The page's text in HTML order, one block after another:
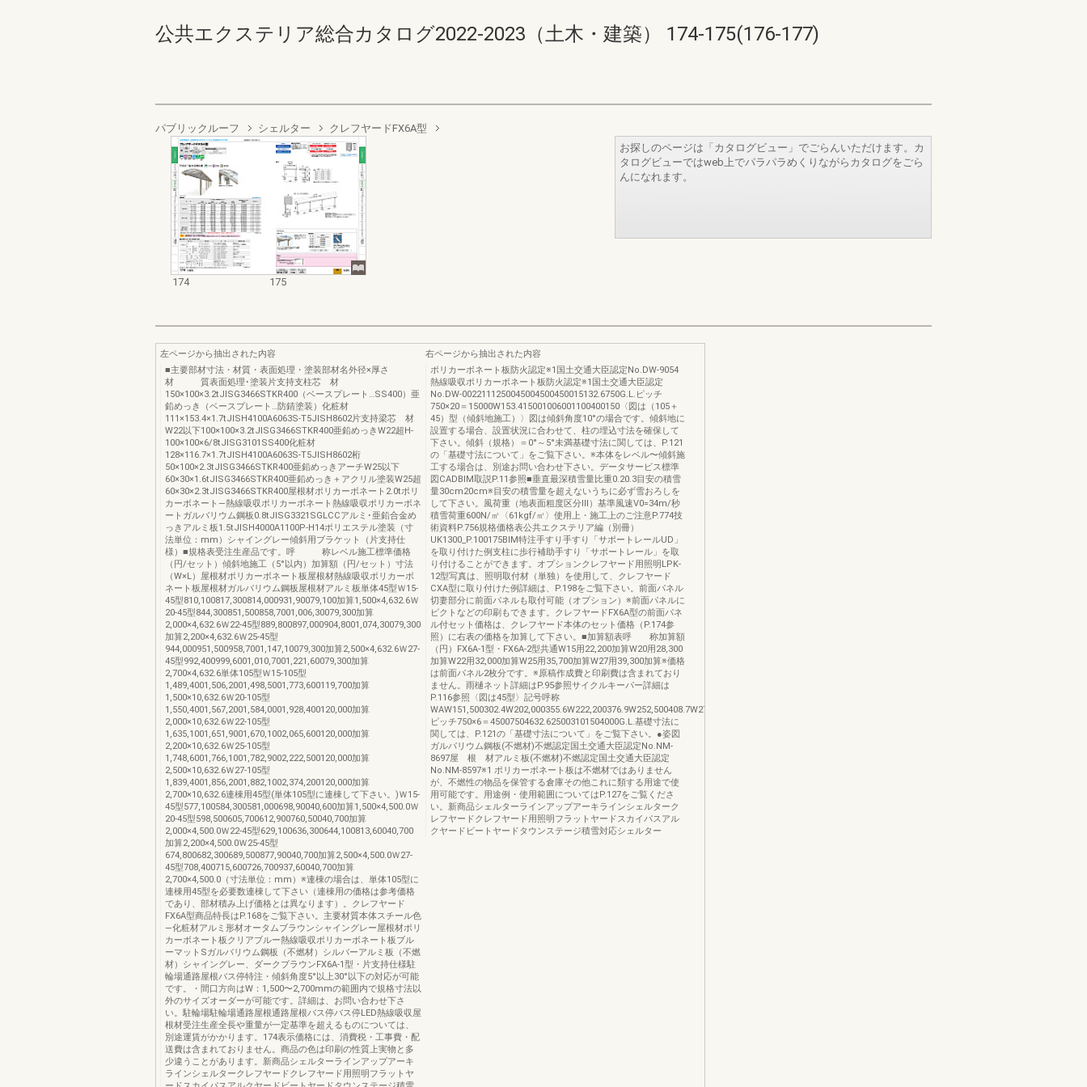
公共エクステリア総合カタログ2022-2023（土木・建築） 174-175(176-177)
パブリックルーフ シェルター クレフヤードFX6A型
174 175
お探しのページは「カタログビュー」でごらんいただけます。カ
タログビューではweb上でパラパラめくりながらカタログをごら
んになれます。
左ページから抽出された内容
■主要部材寸法・材質・表面処理・塗装部材名外径×厚さ
材 質表面処理･塗装片支持支柱芯 材
150×100×3.2tJISG3466STKR400（ベースプレート…SS400）亜
鉛めっき（ベースプレート…防錆塗装）化粧材
111×153.4×1.7tJISH4100A6063S-T5JISH8602片支持梁芯 材
W22以下100×100×3.2tJISG3466STKR400亜鉛めっきW22超H-
100×100×6/8tJISG3101SS400化粧材
128×116.7×1.7tJISH4100A6063S-T5JISH8602桁
50×100×2.3tJISG3466STKR400亜鉛めっきアーチW25以下
60×30×1.6tJISG3466STKR400亜鉛めっき＋アクリル塗装W25超
60×30×2.3tJISG3466STKR400屋根材ポリカーボネート2.0tポリ
カーボネート—熱線吸収ポリカーボネート熱線吸収ポリカーボネ
ートガルバリウム鋼板0.8tJISG3321SGLCCアルミ･亜鉛合金め
っきアルミ板1.5tJISH4000A1100P-H14ポリエステル塗装（寸
法単位：mm）シャイングレー傾斜用ブラケット（片支持仕
様）■規格表受注生産品です。呼 称レベル施工標準価格
（円/セット）傾斜地施工（5°以内）加算額（円/セット）寸法
（W×L）屋根材ポリカーボネート板屋根材熱線吸収ポリカーボ
ネート板屋根材ガルバリウム鋼板屋根材アルミ板単体45型Ｗ15-
45型810,100817,300814,000931,90079,100加算1,500×4,632.6Ｗ
20-45型844,300851,500858,7001,006,30079,300加算
2,000×4,632.6Ｗ22-45型889,800897,000904,8001,074,30079,300
加算2,200×4,632.6Ｗ25-45型
944,000951,500958,7001,147,10079,300加算2,500×4,632.6Ｗ27-
45型992,400999,6001,010,7001,221,60079,300加算
2,700×4,632.6単体105型Ｗ15-105型
1,489,4001,506,2001,498,5001,773,600119,700加算
1,500×10,632.6Ｗ20-105型
1,550,4001,567,2001,584,0001,928,400120,000加算
2,000×10,632.6Ｗ22-105型
1,635,1001,651,9001,670,1002,065,600120,000加算
2,200×10,632.6Ｗ25-105型
1,748,6001,766,1001,782,9002,222,500120,000加算
2,500×10,632.6Ｗ27-105型
1,839,4001,856,2001,882,1002,374,200120,000加算
2,700×10,632.6連棟用45型(単体105型に連棟して下さい。)Ｗ15-
45型577,100584,300581,000698,90040,600加算1,500×4,500.0Ｗ
20-45型598,500605,700612,900760,50040,700加算
2,000×4,500.0Ｗ22-45型629,100636,300644,100813,60040,700
加算2,200×4,500.0Ｗ25-45型
674,800682,300689,500877,90040,700加算2,500×4,500.0Ｗ27-
45型708,400715,600726,700937,60040,700加算
2,700×4,500.0（寸法単位：mm）※連棟の場合は、単体105型に
連棟用45型を必要数連棟して下さい（連棟用の価格は参考価格
であり、部材積み上げ価格とは異なります）。クレフヤード
FX6A型商品特長はP.168をご覧下さい。主要材質本体スチール色
―化粧材アルミ形材オータムブラウンシャイングレー屋根材ポリ
カーボネート板クリアブルー熱線吸収ポリカーボネート板ブル
ーマットSガルバリウム鋼板（不燃材）シルバーアルミ板（不燃
材）シャイングレー、ダークブラウンFX6A-1型・片支持仕様駐
輪場通路屋根バス停特注・傾斜角度5°以上30°以下の対応が可能
です。・間口方向はW：1,500〜2,700mmの範囲内で規格寸法以
外のサイズオーダーが可能です。詳細は、お問い合わせ下さ
い。駐輪場駐輪場通路屋根通路屋根バス停バス停LED熱線吸収屋
根材受注生産全長や重量が一定基準を超えるものについては、
別途運賃がかかります。174表示価格には、消費税・工事費・配
送費は含まれておりません。商品の色は印刷の性質上実物と多
少違うことがあります。新商品シェルターラインアップアーキ
ラインシェルタークレフヤードクレフヤード用照明フラットヤ
右ページから抽出された内容
ポリカーボネート板防火認定※1国土交通大臣認定No.DW-9054
熱線吸収ポリカーボネート板防火認定※1国土交通大臣認定
No.DW-0022111250045004500450015132.6750G.L.ピッチ
750×20＝15000W153.415001006001100400150〈図は（105＋
45）型（傾斜地施工）〉図は傾斜角度10°の場合です。傾斜地に
設置する場合、設置状況に合わせて、柱の埋込寸法を確保して
下さい。傾斜（規格）＝0°～5°未満基礎寸法に関しては、P.121
の「基礎寸法について」をご覧下さい。※本体をレベル〜傾斜施
工する場合は、別途お問い合わせ下さい。データサービス標準
図CADBIM取説P.11参照■垂直最深積雪量比重0.20.3目安の積雪
量30cm20cm※目安の積雪量を超えないうちに必ず雪おろしを
して下さい。風荷重（地表面粗度区分Ⅲ）基準風速V0=34m/秒
積雪荷重600N/㎡〈61kgf/㎡〉使用上・施工上のご注意P.774技
術資料P.756規格価格表公共エクステリア編（別冊）
UK1300_P.100175BIM特注手すり手すり「サポートレールUD」
を取り付けた例支柱に歩行補助手すり「サポートレール」を取
り付けることができます。オプションクレフヤード用照明LPK-
12型写真は、照明取付材（単独）を使用して、クレフヤード
CXA型に取り付けた例詳細は、P.198をご覧下さい。前面パネル
切妻部分に前面パネルも取付可能（オプション）※前面パネルに
ピクトなどの印刷もできます。クレフヤードFX6A型の前面パネ
ル付セット価格は、クレフヤード本体のセット価格（P.174参
照）に右表の価格を加算して下さい。■加算額表呼 称加算額
（円）FX6A-1型・FX6A-2型共通W15用22,200加算W20用28,300
加算W22用32,000加算W25用35,700加算W27用39,300加算※価格
は前面パネル2枚分です。※原稿作成費と印刷費は含まれており
ません。雨樋ネット詳細はP.95参照サイクルキーパー詳細は
P.116参照〈図は45型〉記号呼称
WAW151,500302.4W202,000355.6W222,200376.9W252,500408.7W272,700430.0117A153.411115001006001100400900W
ピッチ750×6＝45007504632.625003101504000G.L.基礎寸法に
関しては、P.121の「基礎寸法について」をご覧下さい。●姿図
ガルバリウム鋼板(不燃材)不燃認定国土交通大臣認定No.NM-
8697屋 根 材アルミ板(不燃材)不燃認定国土交通大臣認定
No.NM-8597※1 ポリカーボネート板は不燃材ではありません
が、不燃性の物品を保管する倉庫その他これに類する用途で使
用可能です。用途例・使用範囲についてはP.127をご覧くださ
い。新商品シェルターラインアップアーキラインシェルターク
レフヤードクレフヤード用照明フラットヤードスカイパスアル
クヤードビートヤードタウンステージ積雪対応シェルター